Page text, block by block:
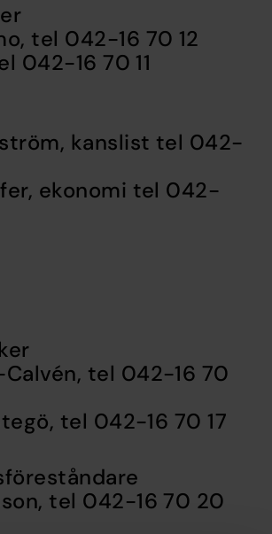
tel 042-16 70 12
042-16 70 11
kanslist tel 042-
ekonomi tel 042-
tel 042-16 70
tel 042-16 70 17
tel 042-16 70 20